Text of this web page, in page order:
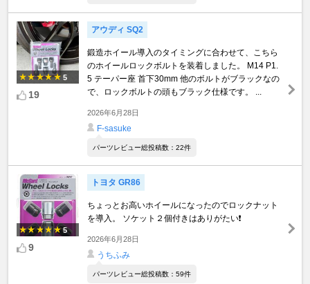
5
19
アウディ SQ2
鍛造ホイール導入のタイミングに合わせて、こちら
のホイールロックボルトを装着しました。 M14 P1.
5 テーパー座 首下30mm 他のボルトがブラックなの
で、ロックボルトの頭もブラック仕様です。 ...
2026年6月28日
F-sasuke
パーツレビュー総投稿数：22件
5
9
トヨタ GR86
ちょっとお高いホイールになったのでロックナット
を導入。 ソケット２個付きはありがたい❗️
2026年6月28日
うちふみ
パーツレビュー総投稿数：59件